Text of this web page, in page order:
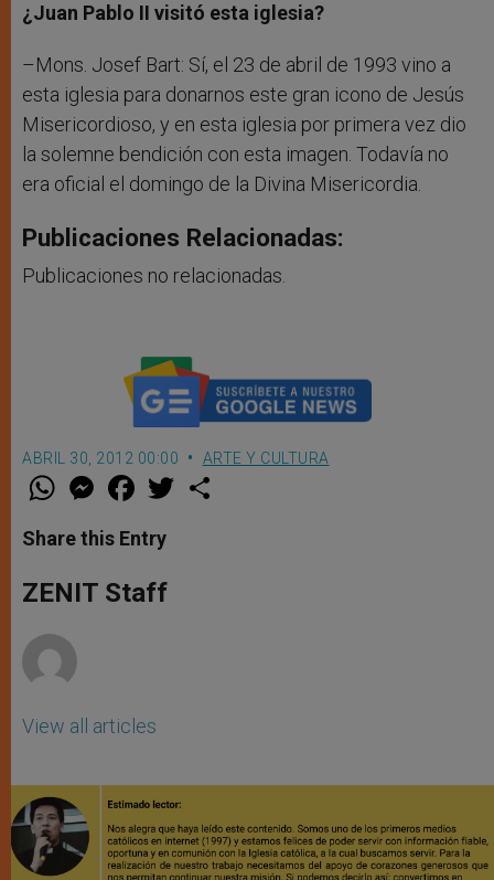
¿Juan Pablo II visitó esta iglesia?
–Mons. Josef Bart: Sí, el 23 de abril de 1993 vino a
esta iglesia para donarnos este gran icono de Jesús
Misericordioso, y en esta iglesia por primera vez dio
la solemne bendición con esta imagen. Todavía no
era oficial el domingo de la Divina Misericordia.
Publicaciones Relacionadas:
Publicaciones no relacionadas.
ABRIL 30, 2012 00:00 ARTE Y CULTURA
W
t
s
p
p
M
e
s
e
g
e
F
a
e
b
o
k
w
Share this Entry
ZENIT Staff
View all articles